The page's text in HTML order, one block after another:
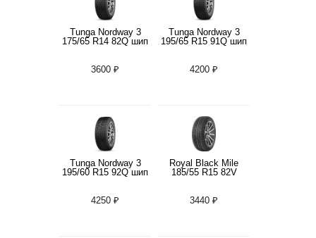
Tunga Nordway 3
175/65 R14 82Q шип
3600 ₽
Tunga Nordway 3
195/65 R15 91Q шип
4200 ₽
Tunga Nordway 3
195/60 R15 92Q шип
4250 ₽
Royal Black Mile
185/55 R15 82V
3440 ₽